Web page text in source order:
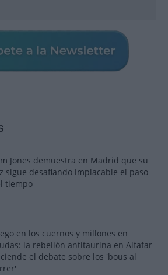
Jones demuestra en Madrid que su
sigue desafiando implacable el paso
tiempo
en los cuernos y millones en
la rebelión antitaurina en Alfafar
el debate sobre los 'bous al